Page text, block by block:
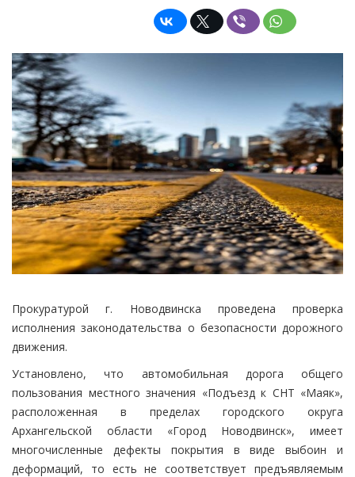
Прокуратурой г. Новодвинска проведена проверка
исполнения законодательства о безопасности дорожного
движения.
Установлено, что автомобильная дорога общего
пользования местного значения «Подъезд к СНТ «Маяк»,
расположенная в пределах городского округа
Архангельской области «Город Новодвинск», имеет
многочисленные дефекты покрытия в виде выбоин и
деформаций, то есть не соответствует предъявляемым